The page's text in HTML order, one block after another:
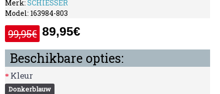
Merk:SCHIESSER
Model: 163984-803
99,95€ 89,95€
Beschikbare opties:
Kleur
Donkerblauw